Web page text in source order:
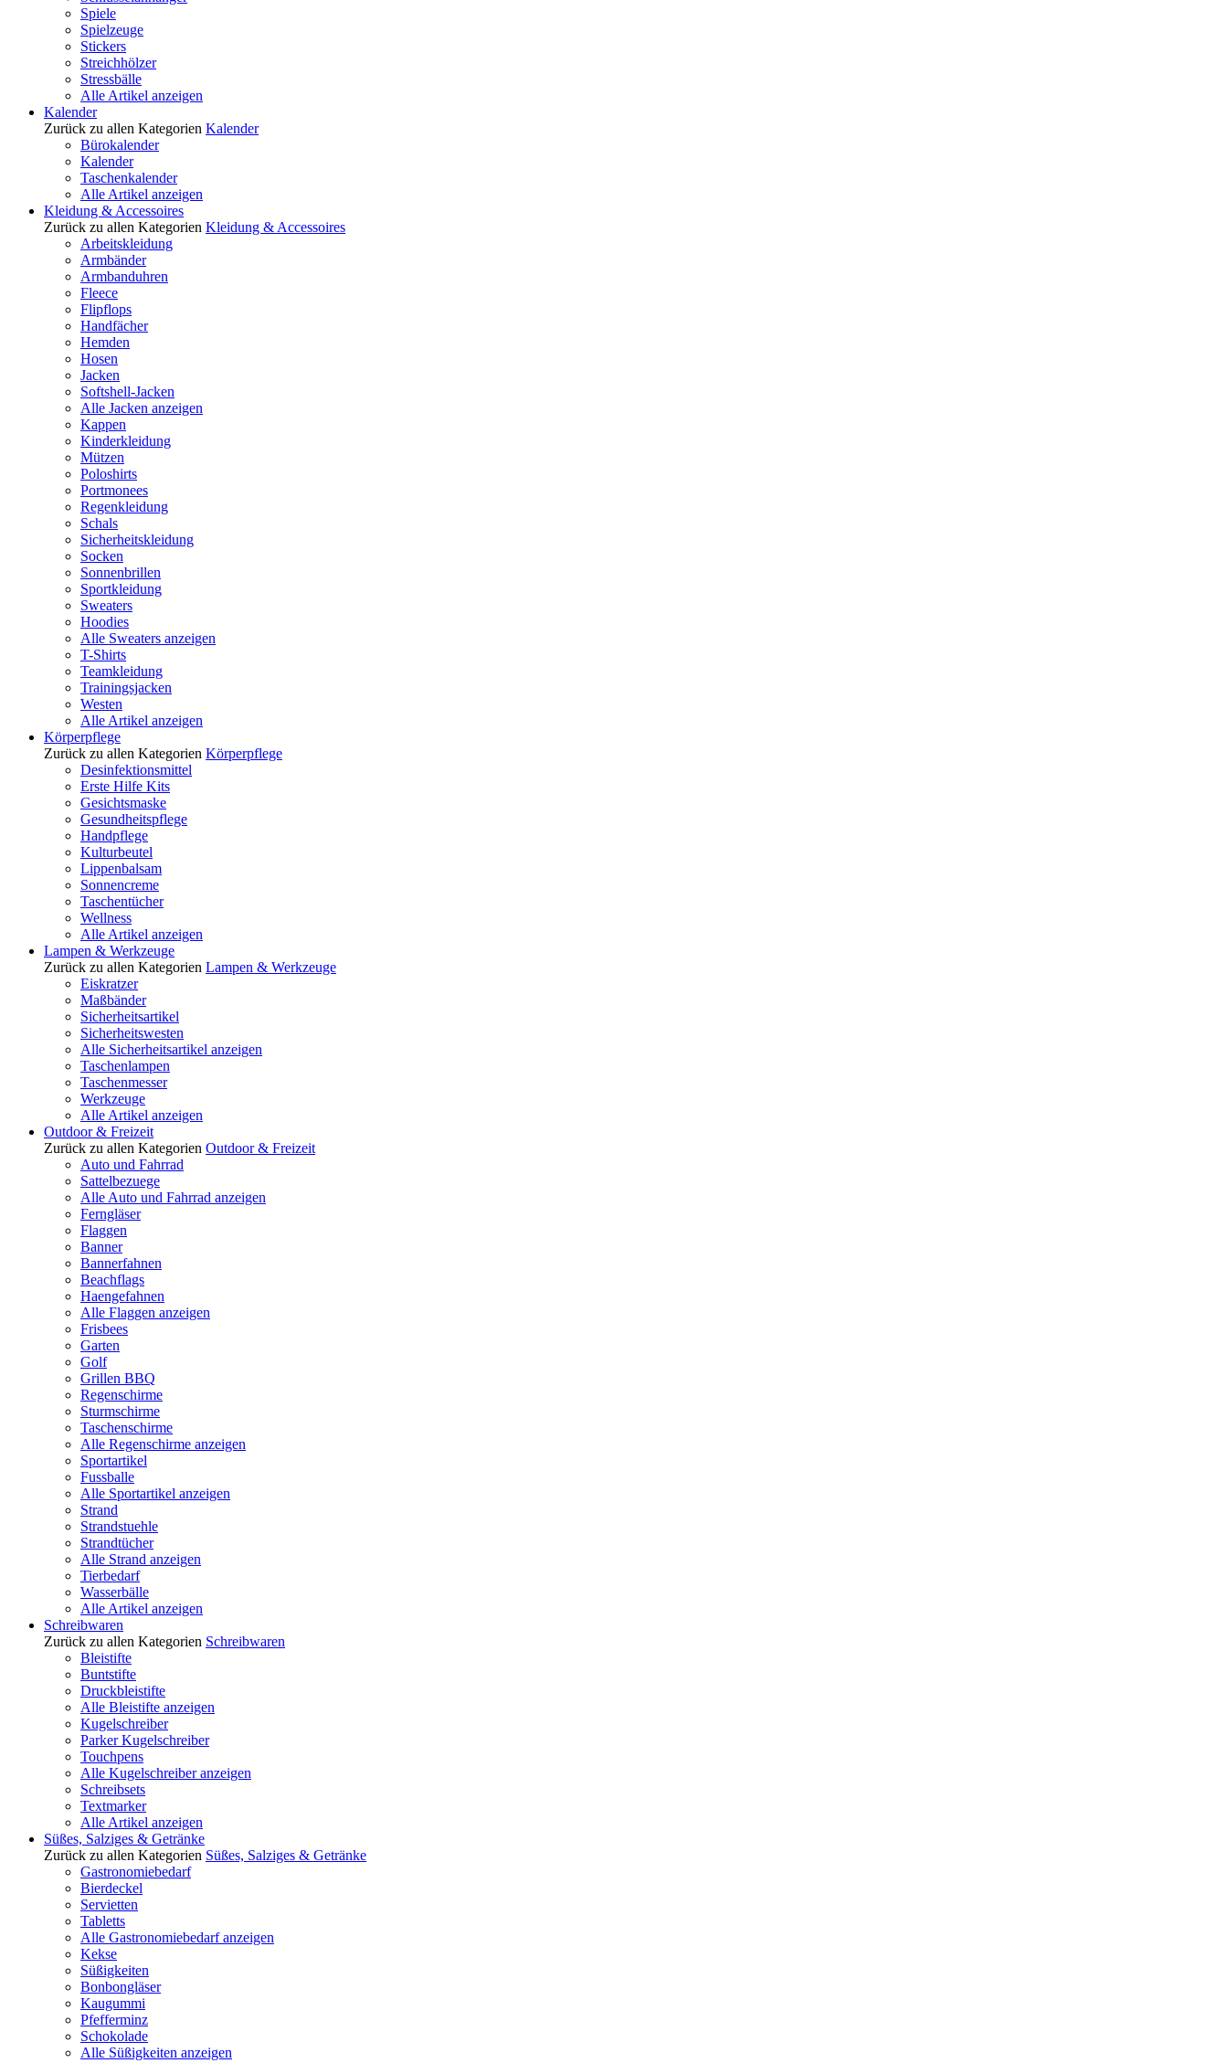
Spiele
Spielzeuge
Stickers
Streichhölzer
Stressbälle
Alle Artikel anzeigen
Kalender
Zurück zu allen Kategorien Kalender
Bürokalender
Kalender
Taschenkalender
Alle Artikel anzeigen
Kleidung & Accessoires
Zurück zu allen Kategorien Kleidung & Accessoires
Arbeitskleidung
Armbänder
Armbanduhren
Fleece
Flipflops
Handfächer
Hemden
Hosen
Jacken
Softshell-Jacken
Alle Jacken anzeigen
Kappen
Kinderkleidung
Mützen
Poloshirts
Portmonees
Regenkleidung
Schals
Sicherheitskleidung
Socken
Sonnenbrillen
Sportkleidung
Sweaters
Hoodies
Alle Sweaters anzeigen
T-Shirts
Teamkleidung
Trainingsjacken
Westen
Alle Artikel anzeigen
Körperpflege
Zurück zu allen Kategorien Körperpflege
Desinfektionsmittel
Erste Hilfe Kits
Gesichtsmaske
Gesundheitspflege
Handpflege
Kulturbeutel
Lippenbalsam
Sonnencreme
Taschentücher
Wellness
Alle Artikel anzeigen
Lampen & Werkzeuge
Zurück zu allen Kategorien Lampen & Werkzeuge
Eiskratzer
Maßbänder
Sicherheitsartikel
Sicherheitswesten
Alle Sicherheitsartikel anzeigen
Taschenlampen
Taschenmesser
Werkzeuge
Alle Artikel anzeigen
Outdoor & Freizeit
Zurück zu allen Kategorien Outdoor & Freizeit
Auto und Fahrrad
Sattelbezuege
Alle Auto und Fahrrad anzeigen
Ferngläser
Flaggen
Banner
Bannerfahnen
Beachflags
Haengefahnen
Alle Flaggen anzeigen
Frisbees
Garten
Golf
Grillen BBQ
Regenschirme
Sturmschirme
Taschenschirme
Alle Regenschirme anzeigen
Sportartikel
Fussballe
Alle Sportartikel anzeigen
Strand
Strandstuehle
Strandtücher
Alle Strand anzeigen
Tierbedarf
Wasserbälle
Alle Artikel anzeigen
Schreibwaren
Zurück zu allen Kategorien Schreibwaren
Bleistifte
Buntstifte
Druckbleistifte
Alle Bleistifte anzeigen
Kugelschreiber
Parker Kugelschreiber
Touchpens
Alle Kugelschreiber anzeigen
Schreibsets
Textmarker
Alle Artikel anzeigen
Süßes, Salziges & Getränke
Zurück zu allen Kategorien Süßes, Salziges & Getränke
Gastronomiebedarf
Bierdeckel
Servietten
Tabletts
Alle Gastronomiebedarf anzeigen
Kekse
Süßigkeiten
Bonbongläser
Kaugummi
Pfefferminz
Schokolade
Alle Süßigkeiten anzeigen